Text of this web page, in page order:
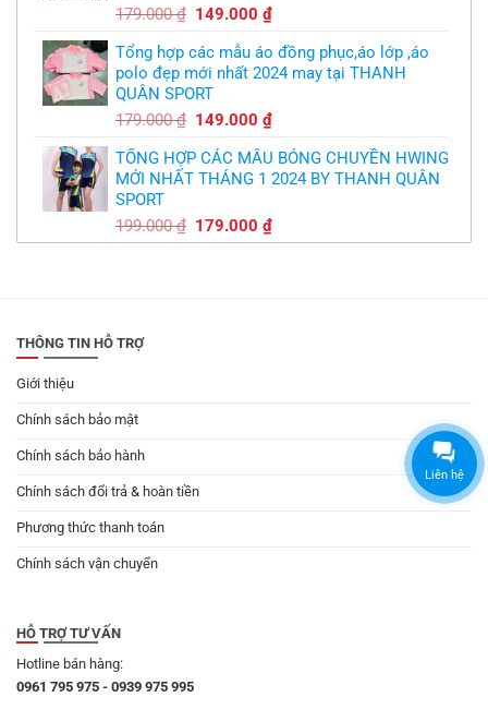
179.000₫ Giá
là:
179.000 ₫.
149.000₫Giá
tại
là:
Tổng hợp các mẫu áo đồng phục,áo lớp ,áo
polo đẹp mới nhất 2024 may tại THANH
QUÂN SPORT
179.000₫ Giá
là:
179.000 ₫.
149.000₫Giá
tại
là:
TỔNG HỢP CÁC MẪU BÓNG CHUYỀN HWING
MỚI NHẤT THÁNG 1 2024 BY THANH QUÂN
SPORT
199.000₫ Giá
gốc
179.000₫Giá
hiện
THÔNG TIN HỖ TRỢ
Giới thiệu
Chính sách bảo mật
Chính sách bảo hành
Chính sách đổi trả & hoàn tiền
Phương thức thanh toán
Chính sách vận chuyển
HỖ TRỢ TƯ VẤN
Hotline bán hàng:
0961 795 975 - 0939 975 995
Liên hệ